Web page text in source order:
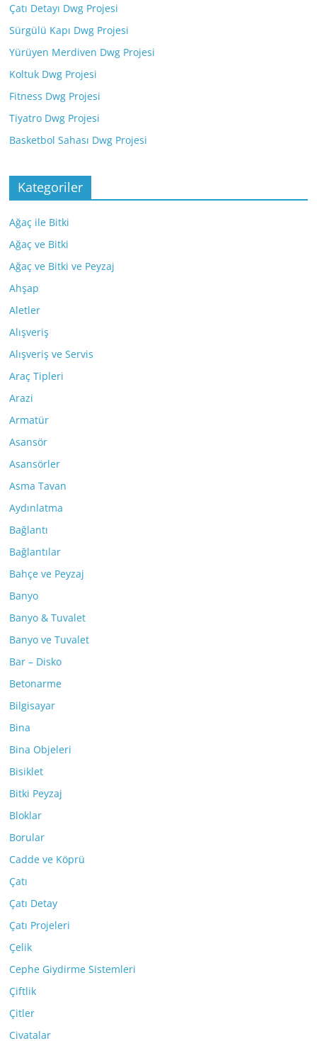
Çatı Detayı Dwg Projesi
Sürgülü Kapı Dwg Projesi
Yürüyen Merdiven Dwg Projesi
Koltuk Dwg Projesi
Fitness Dwg Projesi
Tiyatro Dwg Projesi
Basketbol Sahası Dwg Projesi
Kategoriler
Ağaç ile Bitki
Ağaç ve Bitki
Ağaç ve Bitki ve Peyzaj
Ahşap
Aletler
Alışveriş
Alışveriş ve Servis
Araç Tipleri
Arazi
Armatür
Asansör
Asansörler
Asma Tavan
Aydınlatma
Bağlantı
Bağlantılar
Bahçe ve Peyzaj
Banyo
Banyo & Tuvalet
Banyo ve Tuvalet
Bar – Disko
Betonarme
Bilgisayar
Bina
Bina Objeleri
Bisiklet
Bitki Peyzaj
Bloklar
Borular
Cadde ve Köprü
Çatı
Çatı Detay
Çatı Projeleri
Çelik
Cephe Giydirme Sistemleri
Çiftlik
Çitler
Civatalar